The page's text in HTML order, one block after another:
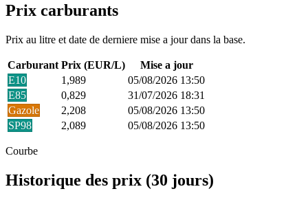
Prix carburants
Prix au litre et date de derniere mise a jour dans la base.
Carburant Prix (EUR/L)
Mise a jour
E10
1,989
05/08/2026 13:50
E85
0,829
31/07/2026 18:31
Gazole
2,208
05/08/2026 13:50
SP98
2,089 05/08/2026 13:50
Courbe
Historique des prix (30 jours)